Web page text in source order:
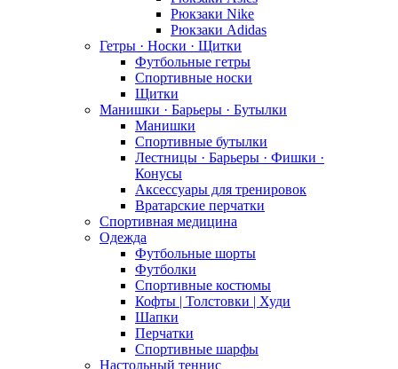
Рюкзаки Nike
Рюкзаки Adidas
Гетры · Носки · Щитки
Футбольные гетры
Спортивные носки
Щитки
Манишки · Барьеры · Бутылки
Манишки
Спортивные бутылки
Лестницы · Барьеры · Фишки ·
Конусы
Аксессуары для тренировок
Вратарские перчатки
Спортивная медицина
Одежда
Футбольные шорты
Футболки
Спортивные костюмы
Кофты | Толстовки | Худи
Шапки
Перчатки
Спортивные шарфы
Настольный теннис